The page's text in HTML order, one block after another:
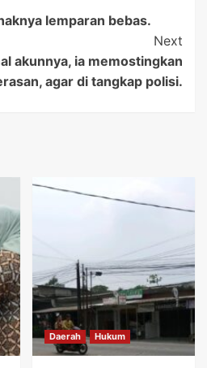
lemparan bebas.
Next
akunnya, ia memostingkan
agar di tangkap polisi.
Daerah Hukum